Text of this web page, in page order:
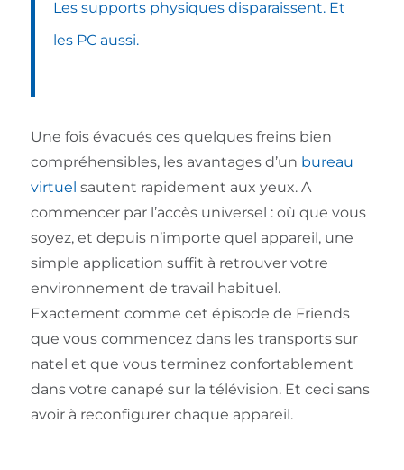
Les supports physiques disparaissent. Et
les PC aussi.
Une fois évacués ces quelques freins bien
compréhensibles, les avantages d’un bureau
virtuel sautent rapidement aux yeux. A
commencer par l’accès universel : où que vous
soyez, et depuis n’importe quel appareil, une
simple application suffit à retrouver votre
environnement de travail habituel.
Exactement comme cet épisode de Friends
que vous commencez dans les transports sur
natel et que vous terminez confortablement
dans votre canapé sur la télévision. Et ceci sans
avoir à reconfigurer chaque appareil.